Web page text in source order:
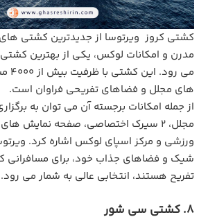
کشتی کروز ویرتوسا از جدیدترین کشتی
مدرن و امکانات لوکس، یکی از بهترین
می
های مجلل و فضاهای تفریحی فراوان است.
از جمله امکانات برجسته آن می‌ توان به
مجلل، 2 سیرک اختصاصی، صفحه ‌نمایش‌
ورزشی و مرکز اسپای لوکس اشاره کرد.
شیک و فضاهای جذاب خود، برای مسافرانی
تفریح هستند، انتخابی عالی به شمار می ‌رود.
8. کشتی سی شور